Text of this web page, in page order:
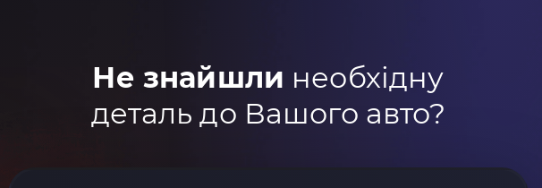
Не знайшли необхідну
деталь до Вашого авто?